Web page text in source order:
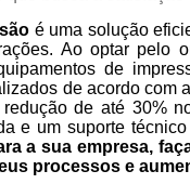
é uma solução
Ao optar pelo
de
de acordo com
de até 30%
e um suporte
a sua empresa,
processos e